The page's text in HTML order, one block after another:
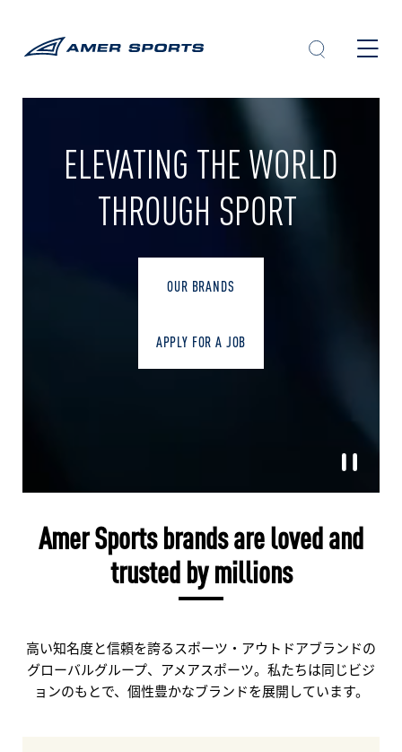
ELEVATING THE WORLD
THROUGH SPORT
OUR BRANDS
APPLY FOR A JOB
Amer Sports brands are loved and
trusted by millions
高い知名度と信頼を誇るスポーツ・アウトドアブランドの
グローバルグループ、アメアスポーツ。私たちは同じビジ
ョンのもとで、個性豊かなブランドを展開しています。